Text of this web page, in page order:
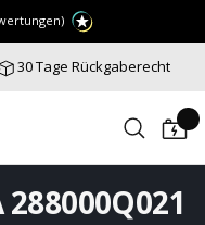
30 Tage Rückgaberecht